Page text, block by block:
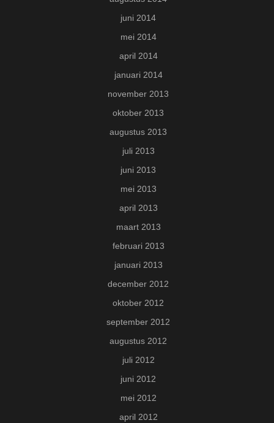
juni 2014
mei 2014
april 2014
januari 2014
november 2013
oktober 2013
augustus 2013
juli 2013
juni 2013
mei 2013
april 2013
maart 2013
februari 2013
januari 2013
december 2012
oktober 2012
september 2012
augustus 2012
juli 2012
juni 2012
mei 2012
april 2012